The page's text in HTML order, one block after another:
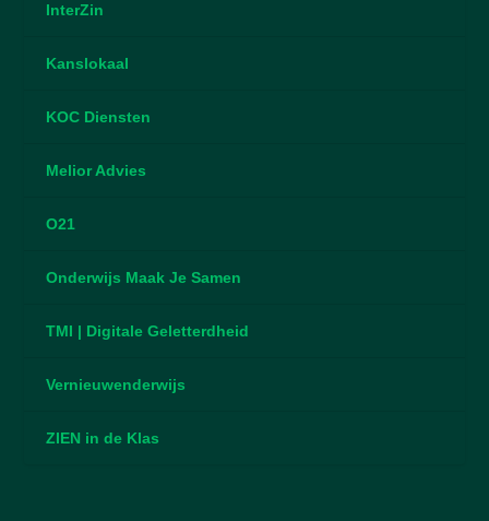
InterZin
Kanslokaal
KOC Diensten
Melior Advies
O21
Onderwijs Maak Je Samen
TMI | Digitale Geletterdheid
Vernieuwenderwijs
ZIEN in de Klas